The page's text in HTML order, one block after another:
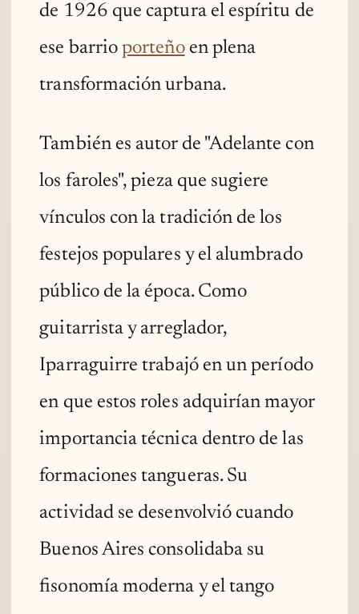
de 1926 que captura el espíritu de
ese barrioporteñoen plena
transformación urbana.
También es autor de "Adelante con
los faroles", pieza que sugiere
vínculos con la tradición de los
festejos populares y el alumbrado
público de la época. Como
guitarrista y arreglador,
Iparraguirre trabajó en un período
en que estos roles adquirían mayor
importancia técnica dentro de las
formaciones tangueras. Su
actividad se desenvolvió cuando
Buenos Aires consolidaba su
fisonomía moderna y el tango